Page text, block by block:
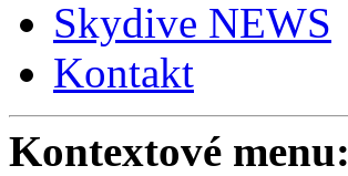
Skydive NEWS
Kontakt
Kontextové menu: